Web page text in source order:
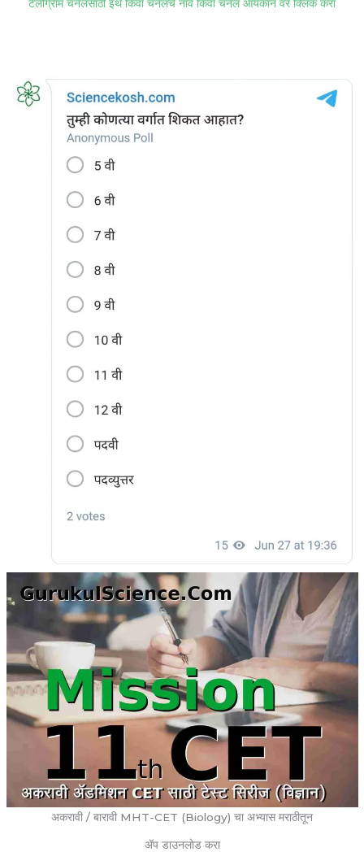
टेलीग्राम चॅनेलसाठी इथे किंवा चॅनेलचे नाव किंवा चॅनेल आयकॉन वर क्लिक करा
अकरावी / बारावी MHT-CET (Biology) चा अभ्यास मराठीतून
ॲप डाउनलोड करा